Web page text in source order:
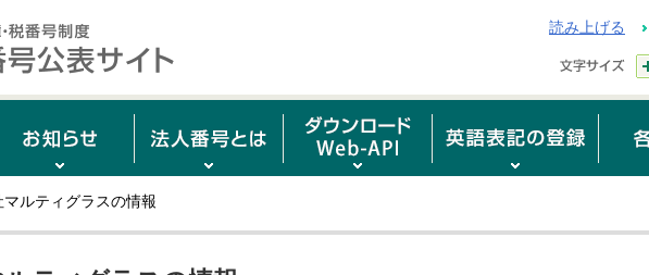
読み上げる
ルティグラスの情報